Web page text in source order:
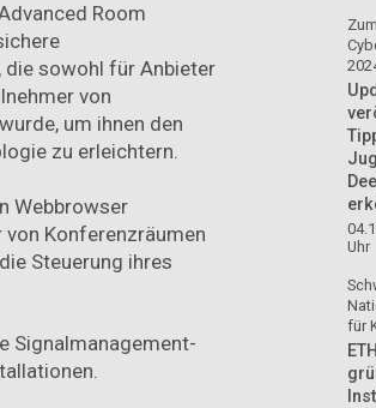
Room
sowohl für Anbieter
von
um ihnen den
zu erleichtern.
Webbrowser
Konferenzräumen
Steuerung ihres
Signalmanagement-
Uhr
für